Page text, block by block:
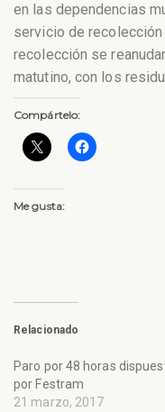
en las dependencias
servicio de
recolección se
matutino, con los
Compártelo:
Me gusta:
Relacionado
Paro por 48 horas
por Festram
21 marzo, 2017